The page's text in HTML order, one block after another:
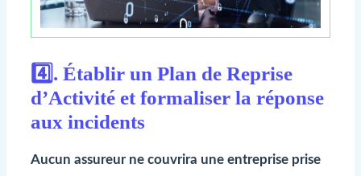
4️⃣. Établir un Plan de Reprise
d’Activité et formaliser la réponse
aux incidents
Aucun assureur ne couvrira une entreprise prise